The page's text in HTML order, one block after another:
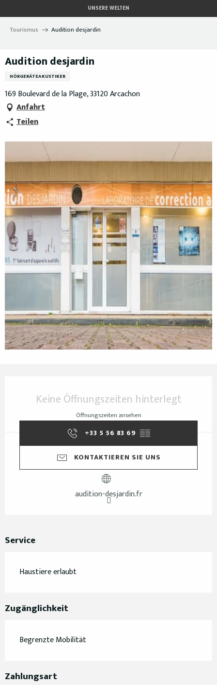
au
contenu
UNSERE WELTEN
Tourismus Audition desjardin
Audition desjardin
HÖRGERÄTEAKUSTIKER
169 Boulevard de la Plage, 33120 Arcachon
Anfahrt
Teilen
Keine Öffnungszeiten hinterlegt
Öffnungszeiten ansehen
+33 5 56 83 69 ▒▒
KONTAKTIEREN SIE UNS
audition-desjardin.fr
Service
Haustiere erlaubt
Zugänglichkeit
Begrenzte Mobilität
Zahlungsart